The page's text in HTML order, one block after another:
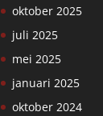
oktober 2025
juli 2025
mei 2025
januari 2025
oktober 2024